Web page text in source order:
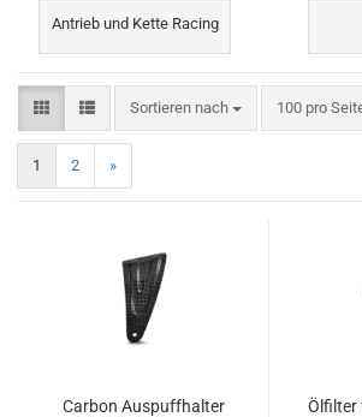
Antrieb und Kette Racing
Sortieren nach
Sortieren nach 100 pro
pro Seite
1 2 »
Carbon Auspuffhalter
Ölfilter